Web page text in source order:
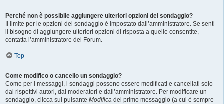
Perché non è possibile aggiungere ulteriori opzioni del sondaggio?
Il limite per le opzioni del sondaggio è impostato dall’amministratore. Se senti
il bisogno di aggiungere ulteriori opzioni di risposta a quelle consentite,
contatta l’amministratore del Forum.
Top
Come modifico o cancello un sondaggio?
Come per i messaggi, i sondaggi possono essere modificati e cancellati solo
dai rispettivi autori, dai moderatori e dall’amministratore. Per modificare un
sondaggio, clicca sul pulsante Modifica del primo messaggio (a cui è sempre